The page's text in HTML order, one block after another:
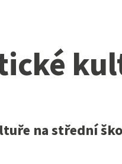
na střední